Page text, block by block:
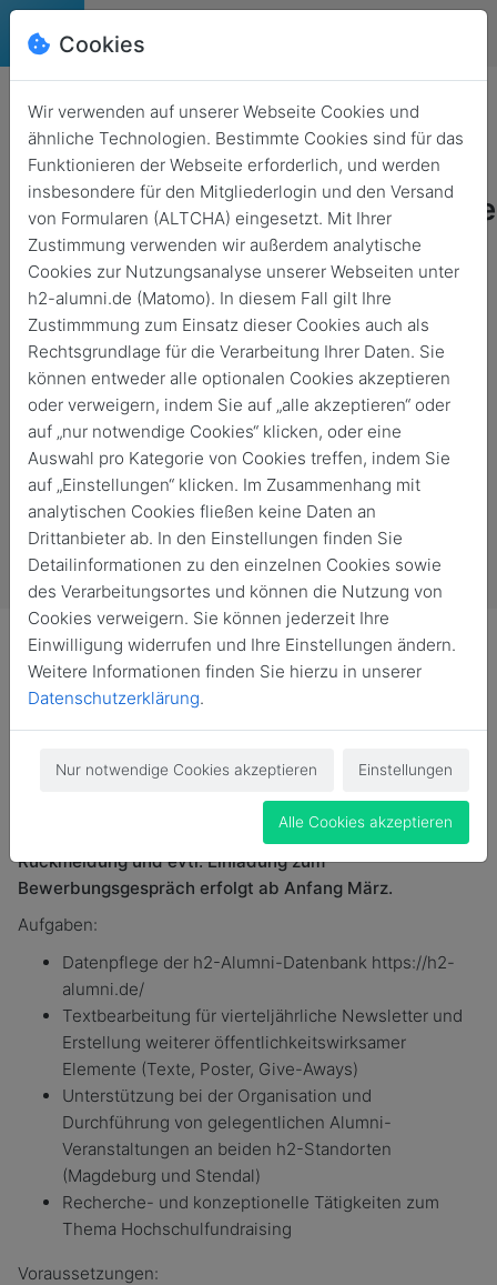
Studentische/Wissenschaftliche
Hilfskraft gesucht
Zurück
Arbeitsmarkt & Unternehmenskooperationen
Im Alumni-Management der Hochschule Magdeburg-
studentische/wissenschaftliche Hilfskraft (w/m/d) für
35 bis 39 Stunden pro Monat gesucht. Bewerbungen
sind bis zum 28. Februar 2026 möglich. Eine
Rückmeldung und evtl. Einladung zum
Bewerbungsgespräch erfolgt ab Anfang März.
Aufgaben:
Datenpflege der h2-Alumni-Datenbank https://h2-
alumni.de/
Textbearbeitung für vierteljährliche Newsletter und
Erstellung weiterer öffentlichkeitswirksamer
Elemente (Texte, Poster, Give-Aways)
Unterstützung bei der Organisation und
Durchführung von gelegentlichen Alumni-
Veranstaltungen an beiden h2-Standorten
(Magdeburg und Stendal)
Recherche- und konzeptionelle Tätigkeiten zum
Thema Hochschulfundraising
Voraussetzungen:
Cookies
Wir verwenden auf unserer Webseite Cookies und
ähnliche Technologien. Bestimmte Cookies sind für das
Funktionieren der Webseite erforderlich, und werden
insbesondere für den Mitgliederlogin und den Versand
von Formularen (ALTCHA) eingesetzt. Mit Ihrer
Zustimmung verwenden wir außerdem analytische
Cookies zur Nutzungsanalyse unserer Webseiten unter
h2-alumni.de (Matomo). In diesem Fall gilt Ihre
Zustimmmung zum Einsatz dieser Cookies auch als
Rechtsgrundlage für die Verarbeitung Ihrer Daten. Sie
können entweder alle optionalen Cookies akzeptieren
oder verweigern, indem Sie auf „alle akzeptieren“ oder
auf „nur notwendige Cookies“ klicken, oder eine
Auswahl pro Kategorie von Cookies treffen, indem Sie
auf „Einstellungen“ klicken. Im Zusammenhang mit
analytischen Cookies fließen keine Daten an
Drittanbieter ab. In den Einstellungen finden Sie
Detailinformationen zu den einzelnen Cookies sowie
des Verarbeitungsortes und können die Nutzung von
Cookies verweigern. Sie können jederzeit Ihre
Einwilligung widerrufen und Ihre Einstellungen ändern.
Weitere Informationen finden Sie hierzu in unserer
Datenschutzerklärung.
Nur notwendige Cookies akzeptieren Einstellungen
Alle Cookies akzeptieren